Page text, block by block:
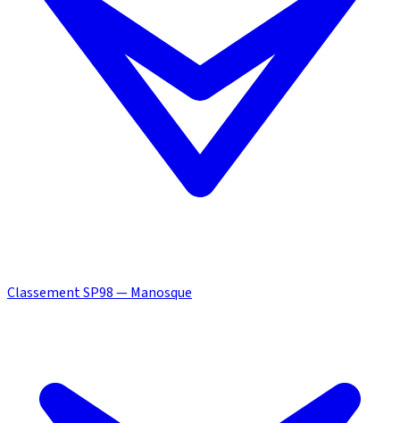
Classement SP98 — Manosque